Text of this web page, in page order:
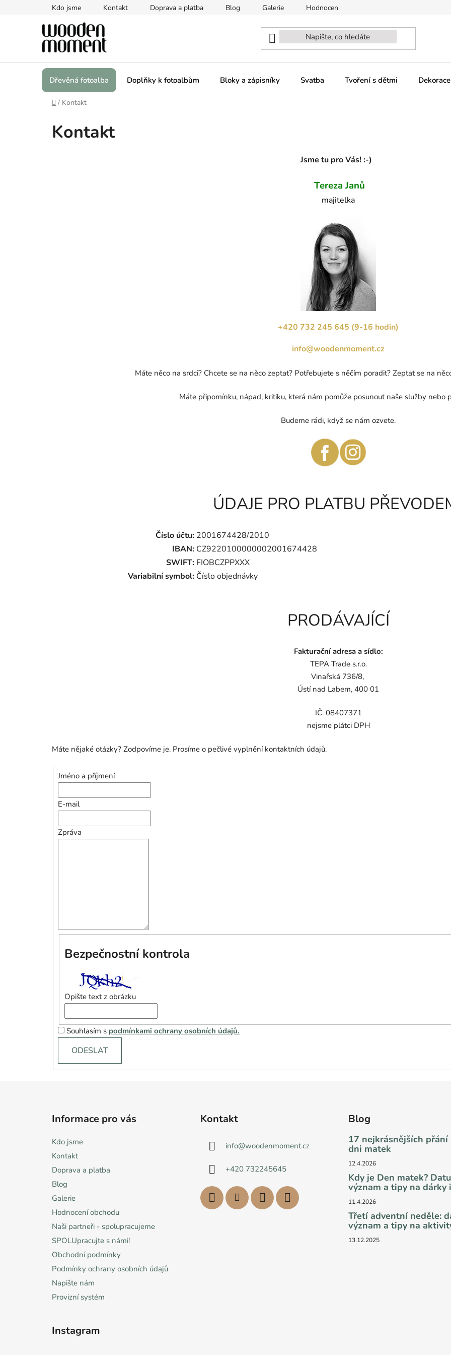
Kdo jsme Kontakt Doprava a platba Blog Galerie Hodnocení obchodu
Dřevěná fotoalba Doplňky k fotoalbům Bloky a zápisníky Svatba Tvoření s dětmi
Domů
/ Kontakt
Kontakt
Jsme tu pro Vás! :-)
Tereza Janů
majitelka
+420 732 245 645 (9-16 hodin)
info@woodenmoment.cz
Máte něco na srdci? Chcete se na něco zeptat? Potřebujete s něčím poradit? Zeptat se na
Máte připomínku, nápad, kritiku, která nám pomůže posunout naše služby nebo
Budeme rádi, když se nám ozvete.
ÚDAJE PRO PLATBU
Číslo účtu: 2001674428/2010
IBAN: CZ9220100000002001674428
SWIFT: FIOBCZPPXXX
Variabilní symbol: Číslo objednávky
PRODÁVAJÍCÍ
Fakturační adresa a sídlo:
TEPA Trade s.r.o.
Vinařská 736/8,
Ústí nad Labem, 400 01
IČ: 08407371
nejsme plátci DPH
Máte nějaké otázky? Zodpovíme je. Prosíme o pečlivé vyplnění kontaktních údajů.
Jméno a příjmení
E-mail
Zpráva
Bezpečnostní kontrola
Opište text z obrázku
Souhlasím s podmínkami ochrany osobních údajů.
ODESLAT
Informace pro vás
Kdo jsme
Kontakt
Doprava a platba
Blog
Galerie
Hodnocení obchodu
Naši partneři - spolupracujeme
SPOLUpracujte s námi!
Obchodní podmínky
Podmínky ochrany osobních údajů
Napište nám
Provizní systém
Kontakt
info@woodenmoment.cz
+420 732245645
Blog
17 nejkrásnějších přání
dni matek
12.4.2026
Kdy je Den matek?
význam a tipy na dárky
11.4.2026
Třetí adventní neděle:
význam a tipy na
13.12.2025
Instagram